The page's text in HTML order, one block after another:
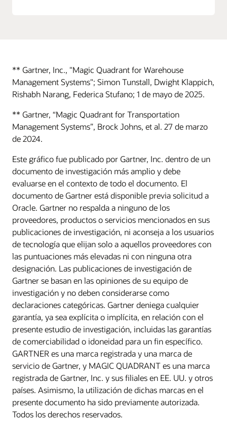
** Gartner, Inc., "Magic Quadrant for Warehouse
Management Systems"; Simon Tunstall, Dwight Klappich,
Rishabh Narang, Federica Stufano; 1 de mayo de 2025.
** Gartner, “Magic Quadrant for Transportation
Management Systems”, Brock Johns, et al. 27 de marzo
de 2024.
Este gráfico fue publicado por Gartner, Inc. dentro de un
documento de investigación más amplio y debe
evaluarse en el contexto de todo el documento. El
documento de Gartner está disponible previa solicitud a
Oracle. Gartner no respalda a ninguno de los
proveedores, productos o servicios mencionados en sus
publicaciones de investigación, ni aconseja a los usuarios
de tecnología que elijan solo a aquellos proveedores con
las puntuaciones más elevadas ni con ninguna otra
designación. Las publicaciones de investigación de
Gartner se basan en las opiniones de su equipo de
investigación y no deben considerarse como
declaraciones categóricas. Gartner deniega cualquier
garantía, ya sea explícita o implícita, en relación con el
presente estudio de investigación, incluidas las garantías
de comerciabilidad o idoneidad para un fin específico.
GARTNER es una marca registrada y una marca de
servicio de Gartner, y MAGIC QUADRANT es una marca
registrada de Gartner, Inc. y sus filiales en EE. UU. y otros
países. Asimismo, la utilización de dichas marcas en el
presente documento ha sido previamente autorizada.
Todos los derechos reservados.